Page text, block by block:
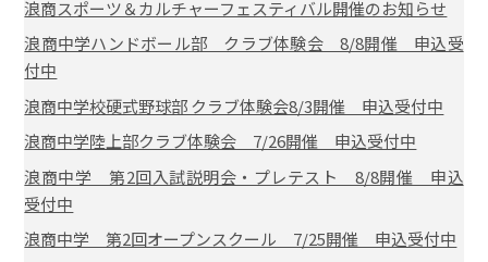
浪商スポーツ＆カルチャーフェスティバル開催のお知らせ
浪商中学ハンドボール部 クラブ体験会 8/8開催 申込受
付中
浪商中学校硬式野球部 クラブ体験会8/3開催 申込受付中
浪商中学陸上部クラブ体験会 7/26開催 申込受付中
浪商中学 第2回入試説明会・プレテスト 8/8開催 申込
受付中
浪商中学 第2回オープンスクール 7/25開催 申込受付中